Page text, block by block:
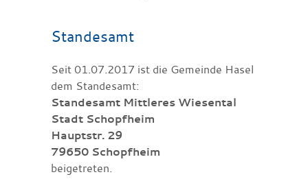
Standesamt
Seit 01.07.2017 ist die Gemeinde Hasel
dem Standesamt:
Standesamt Mittleres Wiesental
Stadt Schopfheim
Hauptstr. 29
79650 Schopfheim
beigetreten.